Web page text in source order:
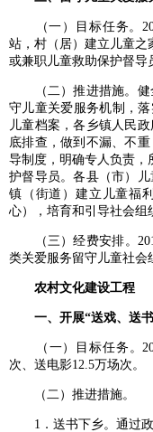
（一）目标任务。
站，村（居）建立儿童之
或兼职儿童救助保护督导
（二）推进措施。健
守儿童关爱服务机制，
儿童档案，各乡镇人民
底排查，做到不漏、不
导制度，明确专人负责，
护督导员。各县（市）
镇（街道）建立儿童福
心），培育和引导社会组
（三）经费安排。
类关爱服务留守儿童社会
农村文化建设工程
一、开展“送戏、送
（一）目标任务。
次、送电影12.5万场次。
（二）推进措施。
1．送书下乡。通过政